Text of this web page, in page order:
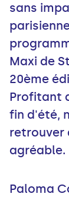
sans
Maxi de
20ème
Profitant
fin d'été,
retrouver
agréable.
Paloma